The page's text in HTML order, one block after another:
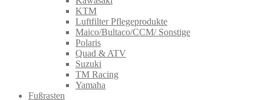
KTM
Luftfilter Pflegeprodukte
Maico/Bultaco/CCM/ Sonstige
Polaris
Quad & ATV
Suzuki
TM Racing
Yamaha
Fußrasten